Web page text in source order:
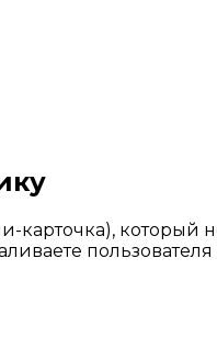
который